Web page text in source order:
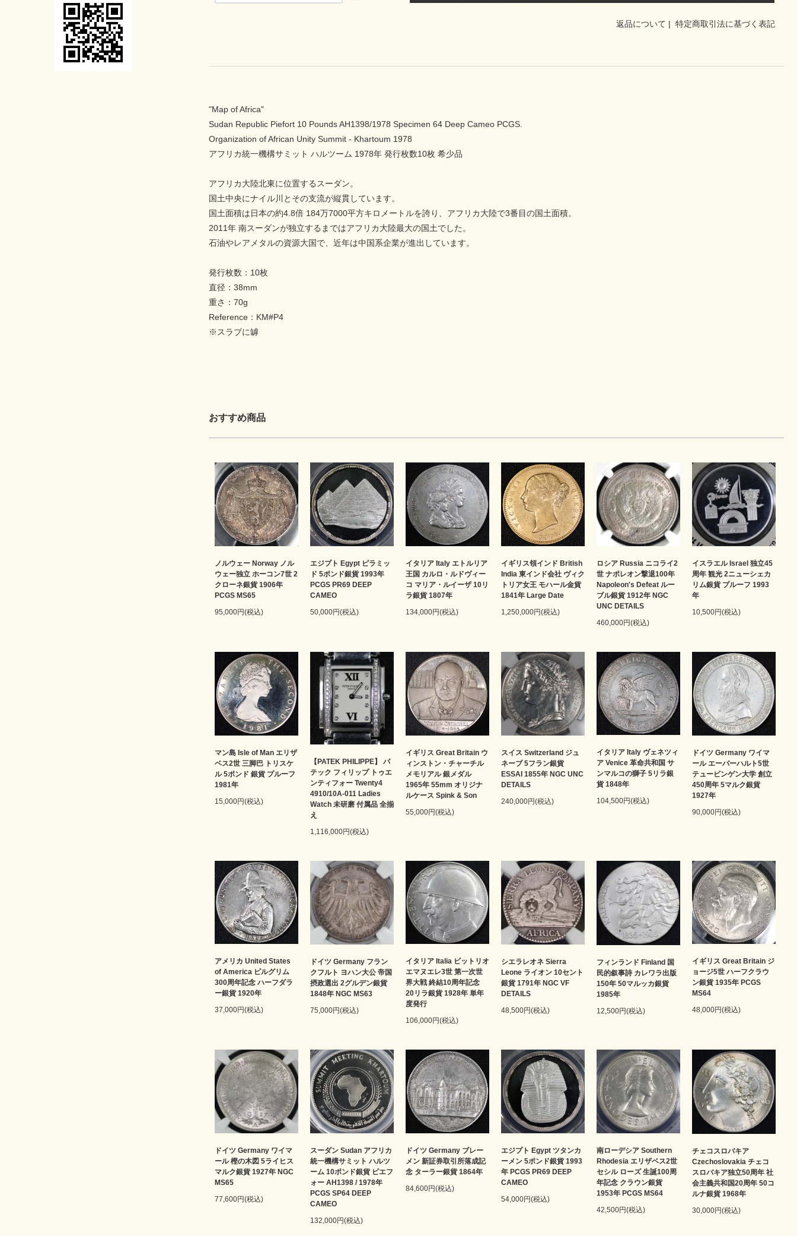
返品について | 特定商取引法に基づく表記
"Map of Africa"
Sudan Republic Piefort 10 Pounds AH1398/1978 Specimen 64 Deep Cameo PCGS.
Organization of African Unity Summit - Khartoum 1978
アフリカ統一機構サミット ハルツーム 1978年 発行枚数10枚 希少品
アフリカ大陸北東に位置するスーダン。
国土中央にナイル川とその支流が縦貫しています。
国土面積は日本の約4.8倍 184万7000平方キロメートルを誇り、アフリカ大陸で3番目の国土面積。
2011年 南スーダンが独立するまではアフリカ大陸最大の国土でした。
石油やレアメタルの資源大国で、近年は中国系企業が進出しています。
発行枚数：10枚
直径：38mm
重さ：70g
Reference：KM#P4
※スラブに罅
おすすめ商品
ノルウェー Norway ノル
ウェー独立 ホーコン7世 2
クローネ銀貨 1906年
PCGS MS65
95,000円(税込)
エジプト Egypt ピラミッ
ド 5ポンド銀貨 1993年
PCGS PR69 DEEP
CAMEO
50,000円(税込)
イタリア Italy エトルリア
王国 カルロ・ルドヴィー
コ マリア・ルイーザ 10リ
ラ銀貨 1807年
134,000円(税込)
イギリス領インド British
India 東インド会社 ヴィク
トリア女王 モハール金貨
1841年 Large Date
1,250,000円(税込)
ロシア Russia ニコライ2
世 ナポレオン撃退100年
Napoleon's Defeat ルー
ブル銀貨 1912年 NGC
UNC DETAILS
460,000円(税込)
イスラエル Israel 独立45
周年 観光 2ニューシェカ
リム銀貨 プルーフ 1993
年
10,500円(税込)
マン島 Isle of Man エリザ
ベス2世 三脚巴 トリスケ
ル 5ポンド 銀貨 プルーフ
1981年
15,000円(税込)
【PATEK PHILIPPE】 パ
テック フィリップ トゥエ
ンティフォー Twenty4
4910/10A-011 Ladies
Watch 未研磨 付属品 全揃
え
1,116,000円(税込)
イギリス Great Britain ウ
ィンストン・チャーチル
メモリアル 銀メダル
1965年 55mm オリジナ
ルケース Spink & Son
55,000円(税込)
スイス Switzerland ジュ
ネーブ 5フラン銀貨
ESSAI 1855年 NGC UNC
DETAILS
240,000円(税込)
イタリア Italy ヴェネツィ
ア Venice 革命共和国 サ
ンマルコの獅子 5リラ銀
貨 1848年
104,500円(税込)
ドイツ Germany ワイマ
ール エーバーハルト5世
テュービンゲン大学 創立
450周年 5マルク銀貨
1927年
90,000円(税込)
アメリカ United States
of America ピルグリム
300周年記念 ハーフダラ
ー銀貨 1920年
37,000円(税込)
ドイツ Germany フラン
クフルト ヨハン大公 帝国
摂政選出 2グルデン銀貨
1848年 NGC MS63
75,000円(税込)
イタリア Italia ビットリオ
エマヌエレ3世 第一次世
界大戦 終結10周年記念
20リラ銀貨 1928年 単年
度発行
106,000円(税込)
シエラレオネ Sierra
Leone ライオン 10セント
銀貨 1791年 NGC VF
DETAILS
48,500円(税込)
フィンランド Finland 国
民的叙事詩 カレワラ出版
150年 50マルッカ銀貨
1985年
12,500円(税込)
イギリス Great Britain ジ
ョージ5世 ハーフクラウ
ン銀貨 1935年 PCGS
MS64
48,000円(税込)
ドイツ Germany ワイマ
ール 樫の木図 5ライヒス
マルク銀貨 1927年 NGC
MS65
77,600円(税込)
スーダン Sudan アフリカ
統一機構サミット ハルツ
ーム 10ポンド銀貨 ピエフ
ォー AH1398 / 1978年
PCGS SP64 DEEP
CAMEO
132,000円(税込)
ドイツ Germany ブレー
メン 新証券取引所落成記
念 ターラー銀貨 1864年
84,600円(税込)
エジプト Egypt ツタンカ
ーメン 5ポンド銀貨 1993
年 PCGS PR69 DEEP
CAMEO
54,000円(税込)
南ローデシア Southern
Rhodesia エリザベス2世
セシル ローズ 生誕100周
年記念 クラウン銀貨
1953年 PCGS MS64
42,500円(税込)
チェコスロバキア
Czechoslovakia チェコ
スロバキア独立50周年 社
会主義共和国20周年 50コ
ルナ銀貨 1968年
30,000円(税込)